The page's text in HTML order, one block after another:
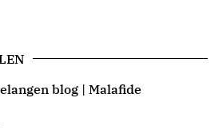
blog | Malafide